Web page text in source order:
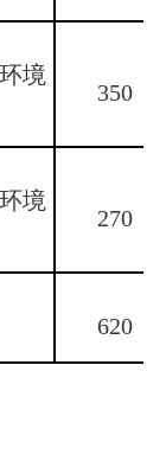
境
350
境
270
620